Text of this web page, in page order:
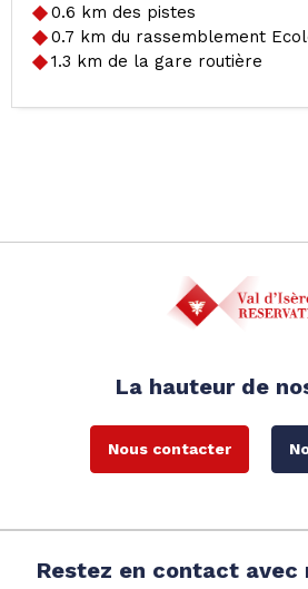
0.6 km des pistes
0.7 km du rassemblement
1.3 km de la gare routière
La hauteur de
Nous contacter
Restez en contact